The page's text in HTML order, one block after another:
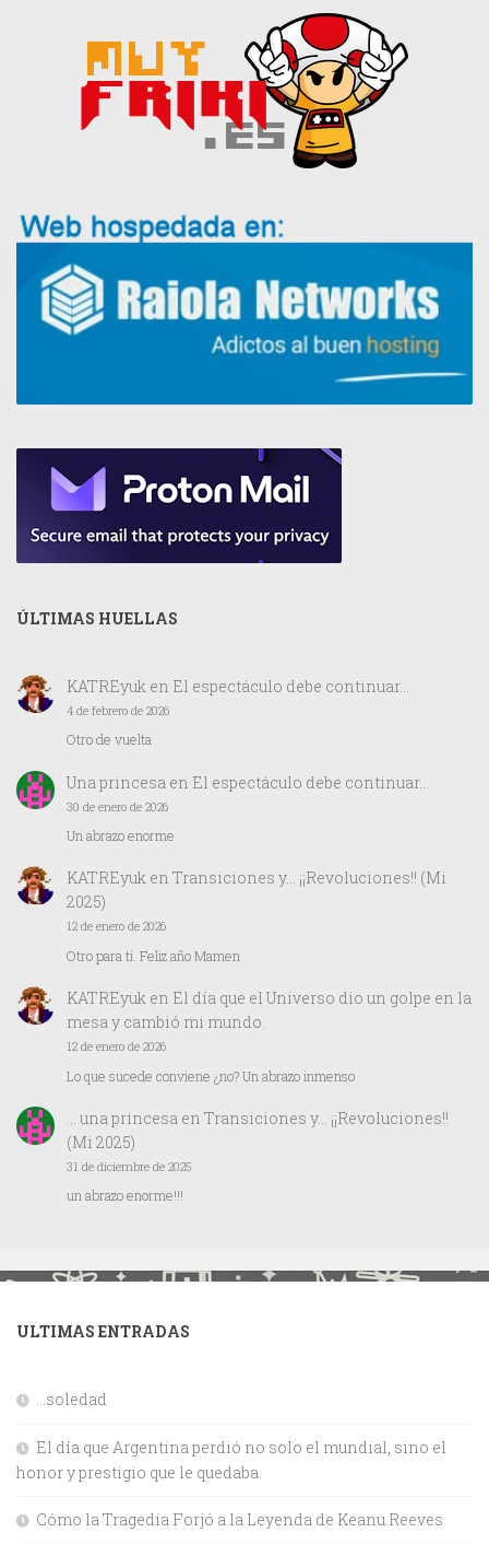
ÚLTIMAS HUELLAS
KATREyuken El espectáculo debe continuar…
4 de febrero de 2026
Otro de vuelta
Una princesa en El espectáculo debe continuar…
30 de enero de 2026
Un abrazo enorme
KATREyuken Transiciones y… ¡¡Revoluciones!! (Mi
2025)
12 de enero de 2026
Otro para ti. Feliz año Mamen
KATREyuken El día que el Universo dio un golpe en la
mesa y cambió mi mundo.
12 de enero de 2026
Lo que sucede conviene ¿no? Un abrazo inmenso
… una princesa en Transiciones y… ¡¡Revoluciones!!
(Mi 2025)
31 de diciembre de 2025
un abrazo enorme!!!
ULTIMAS ENTRADAS
…soledad
El día que Argentina perdió no solo el mundial, sino el
honor y prestigio que le quedaba.
Cómo la Tragedia Forjó a la Leyenda de Keanu Reeves